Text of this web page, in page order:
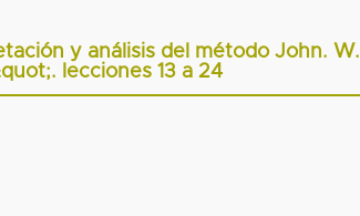
y análisis del método John. W.
lecciones 13 a 24